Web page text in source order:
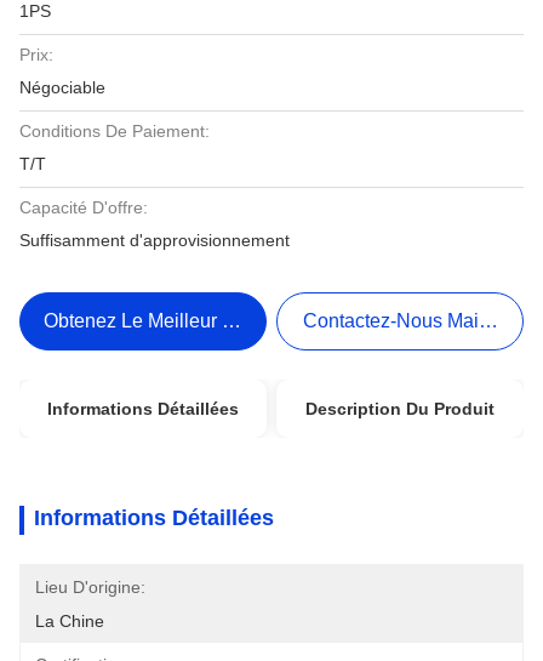
1PS
Prix:
Négociable
Conditions De Paiement:
T/T
Capacité D'offre:
Suffisamment d'approvisionnement
Obtenez Le Meilleur Prix Contactez-Nous Maintenant
Informations Détaillées Description Du Produit
Informations Détaillées
Lieu D'origine:
La Chine